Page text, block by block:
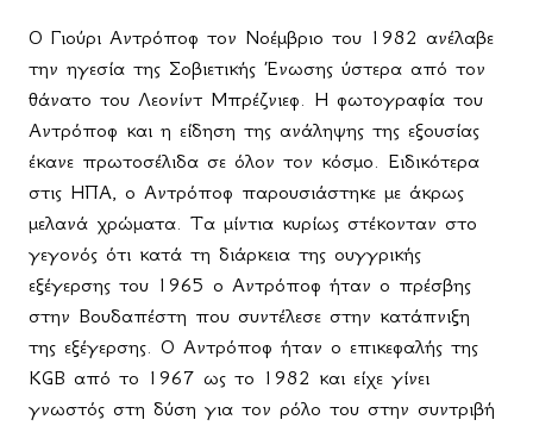
Ο Γιούρι Αντρόποφ τον Νοέμβριο του 1982 ανέλαβε
την ηγεσία της Σοβιετικής Ένωσης ύστερα από τον
θάνατο του Λεονίντ Μπρέζνιεφ. Η φωτογραφία του
Αντρόποφ και η είδηση της ανάληψης της εξουσίας
έκανε πρωτοσέλιδα σε όλον τον κόσμο. Ειδικότερα
στις ΗΠΑ, ο Αντρόποφ παρουσιάστηκε με άκρως
μελανά χρώματα. Τα μίντια κυρίως στέκονταν στο
γεγονός ότι κατά τη διάρκεια της ουγγρικής
εξέγερσης του 1965 ο Αντρόποφ ήταν ο πρέσβης
στην Βουδαπέστη που συντέλεσε στην κατάπνιξη
της εξέγερσης. Ο Αντρόποφ ήταν ο επικεφαλής της
KGB από το 1967 ως το 1982 και είχε γίνει
γνωστός στη δύση για τον ρόλο του στην συντριβή